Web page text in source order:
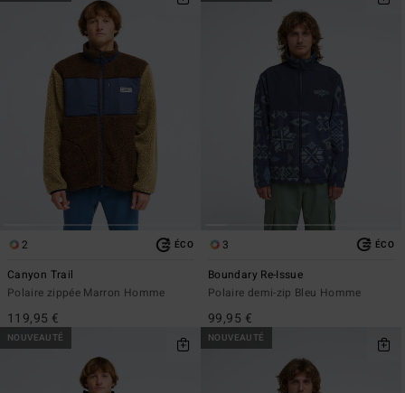
2 ÉCO
Canyon Trail
Polaire zippée Marron Homme
119,95 €
3 ÉCO
Boundary Re-Issue
Polaire demi-zip Bleu Homme
99,95 €
NOUVEAUTÉ NOUVEAUTÉ